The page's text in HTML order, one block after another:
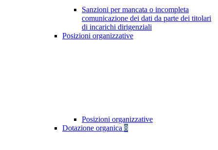
Sanzioni per mancata o incompleta
comunicazione dei dati da parte dei titolari
di incarichi dirigenziali
Posizioni organizzative
Posizioni organizzative
Dotazione organica 8